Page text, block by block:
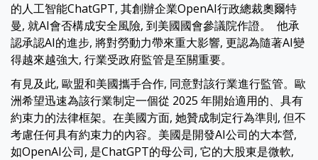
的人工智能ChatGPT, 其創辦企業OpenAI行政總裁奧爾特
曼, 就AI會否構成安全風險, 到美國國會參議院作證。 他承
認承認AI的進步, 將對勞動力帶來重大影響, 更認為隨著AI變
得越來越強大, 行業受政府監管是至關重要。
有見及此, 歐盟和美國攜手合作, 同意對該行業進行監管。歐
洲希望迅速為該行業制定一個從 2025 年開始適用的、具有
約束力的法律框架。在美國方面, 她贊成制定行為準則, 但不
考慮任何具有約束力的內容。美國是開發AI公司的大本營,
如OpenAI公司, 是ChatGPT的母公司, 它的大股東是微軟,